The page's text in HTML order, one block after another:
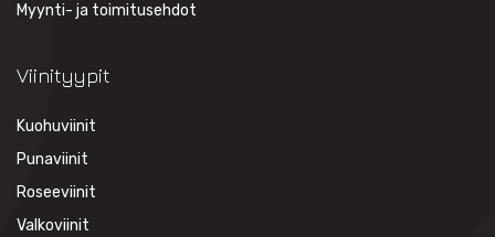
Myynti- ja toimitusehdot
Viinityypit
Kuohuviinit
Punaviinit
Roseeviinit
Valkoviinit